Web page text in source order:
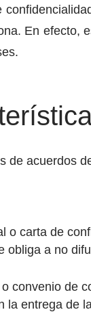
En efecto,
de acuerdos
o carta de
obliga a no
convenio de
la entrega de